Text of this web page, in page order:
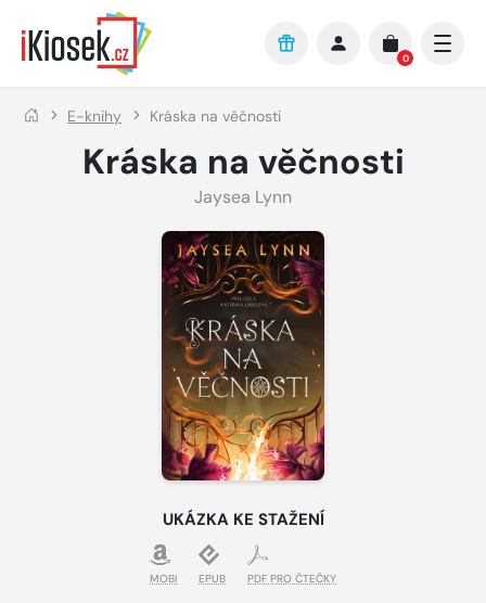
Přejít na hlavní obsah
0
E-knihy Kráska na věčnosti
Kráska na věčnosti
Jaysea Lynn
UKÁZKA KE STAŽENÍ
MOBI EPUB PDF PRO ČTEČKY